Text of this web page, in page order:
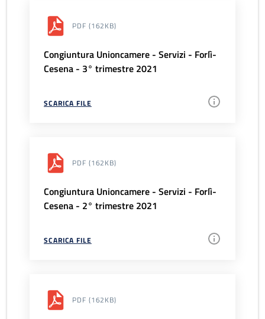
PDF (162KB)
Congiuntura Unioncamere - Servizi - Forlì-
Cesena - 3° trimestre 2021
SCARICA FILE
PDF (162KB)
Congiuntura Unioncamere - Servizi - Forlì-
Cesena - 2° trimestre 2021
SCARICA FILE
PDF (162KB)